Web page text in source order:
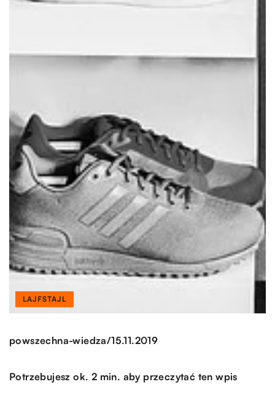
LAJFSTAJL
powszechna-wiedza/15.11.2019
Potrzebujesz ok. 2 min. aby przeczytać ten wpis